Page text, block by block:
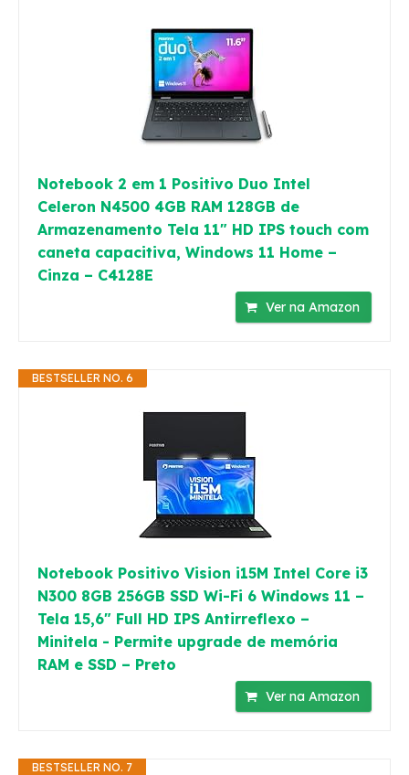
Notebook 2 em 1 Positivo Duo Intel
Celeron N4500 4GB RAM 128GB de
Armazenamento Tela 11" HD IPS touch com
caneta capacitiva, Windows 11 Home –
Cinza – C4128E
Ver na Amazon
BESTSELLER NO. 6
Notebook Positivo Vision i15M Intel Core i3
N300 8GB 256GB SSD Wi-Fi 6 Windows 11 –
Tela 15,6" Full HD IPS Antirreflexo –
Minitela - Permite upgrade de memória
RAM e SSD – Preto
Ver na Amazon
BESTSELLER NO. 7